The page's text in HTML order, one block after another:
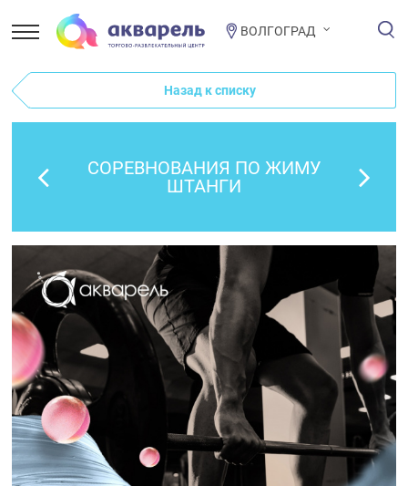
ВОЛГОГРАД
Назад к списку
CОРЕВНОВАНИЯ ПО ЖИМУ
ШТАНГИ